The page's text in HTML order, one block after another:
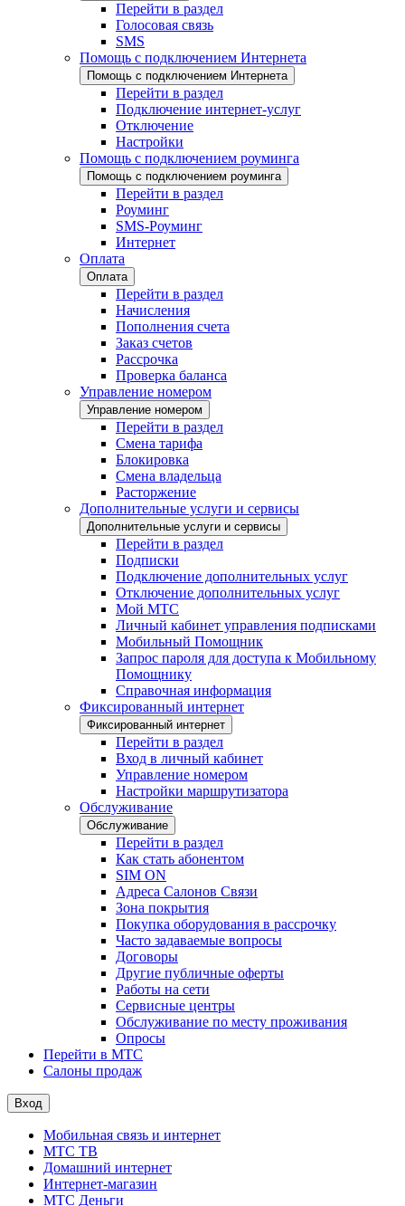
Перейти в раздел
Голосовая связь
SMS
Помощь с подключением Интернета
Помощь с подключением Интернета
Перейти в раздел
Подключение интернет-услуг
Отключение
Настройки
Помощь с подключением роуминга
Помощь с подключением роуминга
Перейти в раздел
Роуминг
SMS-Роуминг
Интернет
Оплата
Оплата
Перейти в раздел
Начисления
Пополнения счета
Заказ счетов
Рассрочка
Проверка баланса
Управление номером
Управление номером
Перейти в раздел
Смена тарифа
Блокировка
Смена владельца
Расторжение
Дополнительные услуги и сервисы
Дополнительные услуги и сервисы
Перейти в раздел
Подписки
Подключение дополнительных услуг
Отключение дополнительных услуг
Мой МТС
Личный кабинет управления подписками
Мобильный Помощник
Запрос пароля для доступа к Мобильному
Помощнику
Справочная информация
Фиксированный интернет
Фиксированный интернет
Перейти в раздел
Вход в личный кабинет
Управление номером
Настройки маршрутизатора
Обслуживание
Обслуживание
Перейти в раздел
Как стать абонентом
SIM ON
Адреса Салонов Связи
Зона покрытия
Покупка оборудования в рассрочку
Часто задаваемые вопросы
Договоры
Другие публичные оферты
Работы на сети
Сервисные центры
Обслуживание по месту проживания
Опросы
Перейти в МТС
Салоны продаж
Вход
Мобильная связь и интернет
МТС ТВ
Домашний интернет
Интернет-магазин
МТС Деньги